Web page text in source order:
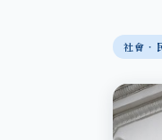
社會‧